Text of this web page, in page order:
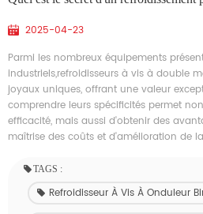
2025-04-23
Parmi les nombreux équipements
industriels,refroidisseurs à vis à double
joyaux uniques, offrant une valeur
comprendre leurs spécificités permet
efficacité, mais aussi d'obtenir des
maîtrise des coûts et d'amélioration de
TAGS :
Refroidisseur À Vis À Onduleur